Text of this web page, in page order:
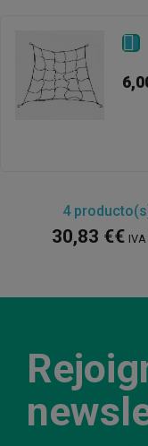

4
30,83 €€